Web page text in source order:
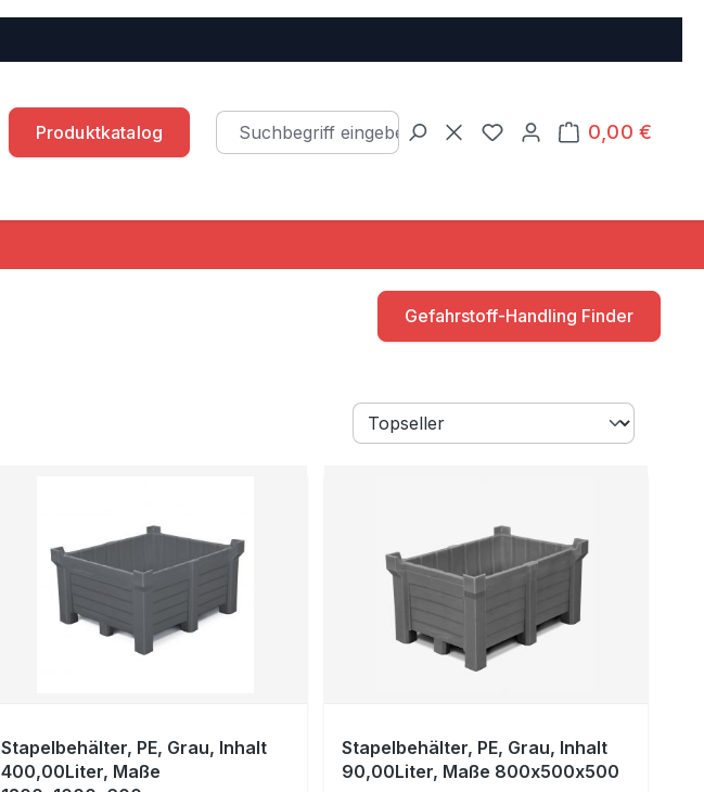
Produktkatalog
Du hast 0 Produkte auf
0,00 €
Warenkorb
Gefahrstoff-Handling Finder
Stapelbehälter, PE, Grau, Inhalt
400,00Liter, Maße
Stapelbehälter, PE, Grau, Inhalt
90,00Liter, Maße 800x500x500